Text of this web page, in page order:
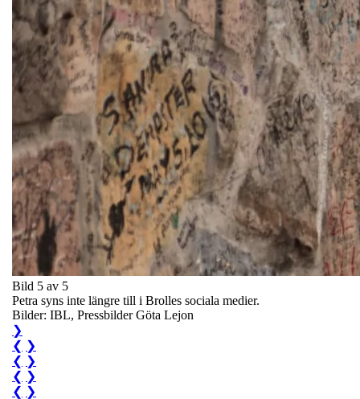
Bild 5 av 5
Petra syns inte längre till i Brolles sociala medier.
Bilder: IBL, Pressbilder Göta Lejon
❯
❮ ❯
❮ ❯
❮ ❯
❮ ❯